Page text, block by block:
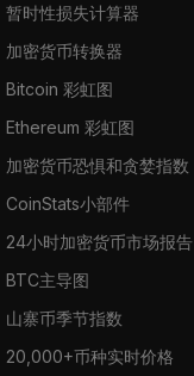
暂时性损失计算器
加密货币转换器
Bitcoin 彩虹图
Ethereum 彩虹图
加密货币恐惧和贪婪指数
CoinStats小部件
24小时加密货币市场报告
BTC主导图
山寨币季节指数
20,000+币种实时价格